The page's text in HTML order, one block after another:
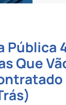
Pública
Que